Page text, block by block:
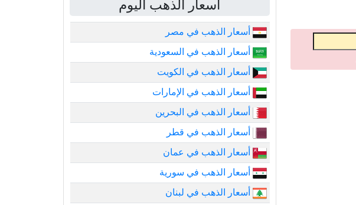
أسعار الذهب اليوم
أسعار الذهب في مصر
أسعار الذهب في السعودية
أسعار الذهب في الكويت
أسعار الذهب في الإمارات
أسعار الذهب في البحرين
أسعار الذهب في قطر
أسعار الذهب في عمان
أسعار الذهب في سورية
أسعار الذهب في لبنان